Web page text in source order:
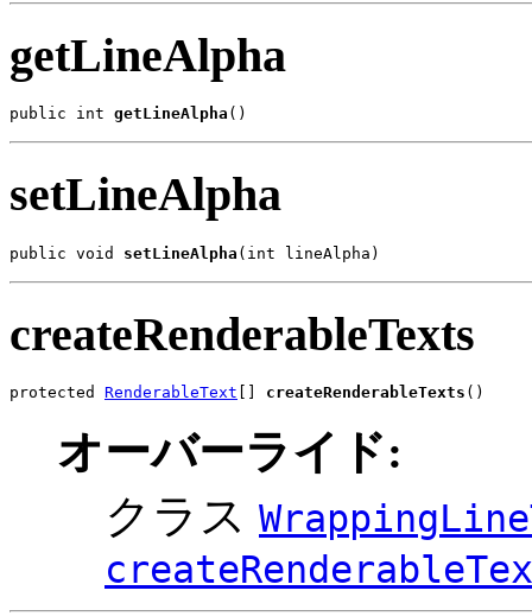
getLineAlpha
public int getLineAlpha ()
setLineAlpha
public void setLineAlpha (int lineAlpha)
createRenderableTexts
protected RenderableText createRenderableTexts ()
オーバーライド:
クラス